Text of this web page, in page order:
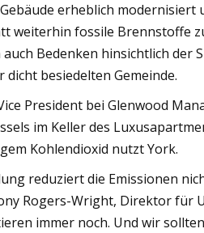
erheblich
weiterhin fossile Brennstoffe
Bedenken hinsichtlich
dicht besiedelten Gemeinde.
President bei Glenwood
im Keller des
Kohlendioxid nutzt York.
reduziert die Emissionen
Rogers-Wright, Direktor für
immer noch. Und wir